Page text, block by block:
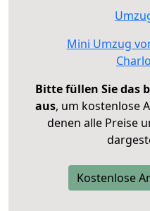
Mini Umzug
Bitte füllen Sie das
aus, um kostenlose
denen alle Preise
Kostenlose